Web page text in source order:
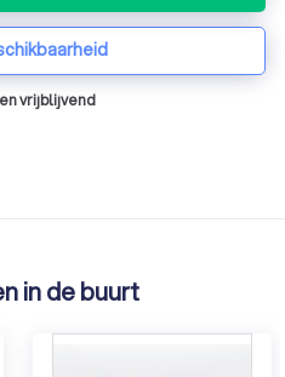
vrijblijvend
in de buurt